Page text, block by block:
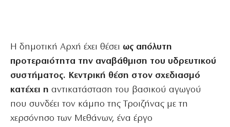
Η δημοτική Αρχή έχει θέσει ως απόλυτη
προτεραιότητα την αναβάθμιση του υδρευτικού
συστήματος. Κεντρική θέση στον σχεδιασμό
κατέχει η αντικατάσταση του βασικού αγωγού
που συνδέει τον κάμπο της Τροιζήνας με τη
χερσόνησο των Μεθάνων, ένα έργο